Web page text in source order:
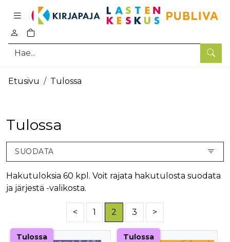
Hae
0
tuotetta ostoskorissa
Pääsisältö
Etusivu Tulossa
Tulossa
SUODATA
Hakutuloksia 60 kpl. Voit rajata hakutulosta suodata
ja järjestä -valikosta.
< 1 2 3 >
Tulossa Tulossa